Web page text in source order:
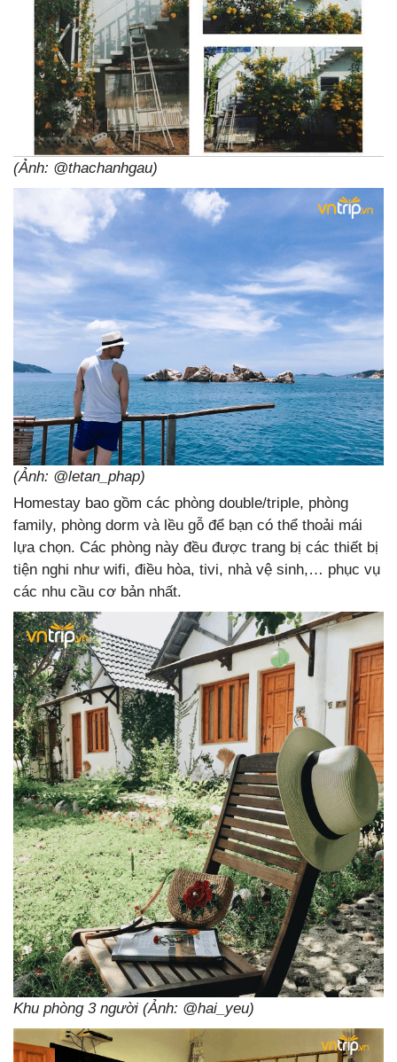
(Ảnh: @thachanhgau)
(Ảnh: @letan_phap)
Homestay bao gồm các phòng double/triple, phòng
family, phòng dorm và lều gỗ để bạn có thể thoải mái
lựa chọn. Các phòng này đều được trang bị các thiết bị
tiện nghi như wifi, điều hòa, tivi, nhà vệ sinh,… phục vụ
các nhu cầu cơ bản nhất.
Khu phòng 3 người (Ảnh: @hai_yeu)